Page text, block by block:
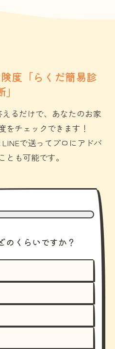
度「らくだ簡易診
」
るだけで、あなたのお家
をチェックできます！
で送ってプロにアドバ
とも可能です。
のくらいですか？